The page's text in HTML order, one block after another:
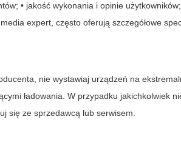
• jakość wykonania i opinie
expert , często oferują szczegółowe
nie wystawiaj urządzeń na
ładowania. W przypadku jakichkolwiek
się ze sprzedawcą lub serwisem.